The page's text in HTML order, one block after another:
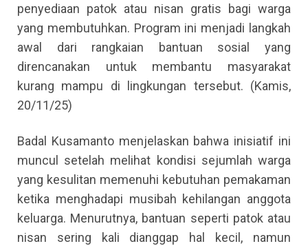
penyediaan patok atau nisan gratis bagi warga
yang membutuhkan. Program ini menjadi langkah
awal dari rangkaian bantuan sosial yang
direncanakan untuk membantu masyarakat
kurang mampu di lingkungan tersebut. (Kamis,
20/11/25)
Badal Kusamanto menjelaskan bahwa inisiatif ini
muncul setelah melihat kondisi sejumlah warga
yang kesulitan memenuhi kebutuhan pemakaman
ketika menghadapi musibah kehilangan anggota
keluarga. Menurutnya, bantuan seperti patok atau
nisan sering kali dianggap hal kecil, namun